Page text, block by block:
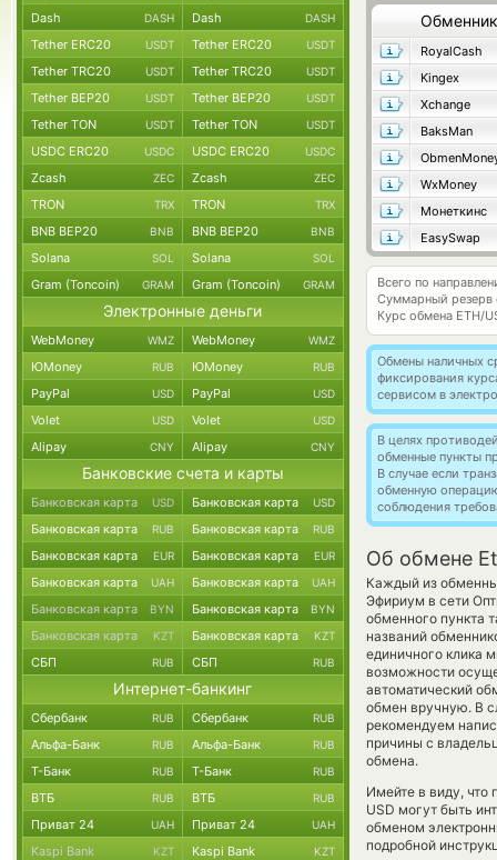
Обменник
RoyalCash
Kingex
Xchange
BaksMan
WxMoney
Монеткинс
EasySwap
Всего по
Суммарный резерв
Курс обмена ETH/
Обмены наличных
фиксирования
сервисом в
В целях
обменные пункты
В случае если
обменную
соблюдения
Об обмене
Каждый из
Эфириум в сети
обменного пункта
названий
единичного клика
возможности
автоматический
обмен вручную. В
рекомендуем
причины с
обмена.
Имейте в виду, что
USD могут быть
обменом
подробной
Dash DASH Dash DASH
Tether ERC20 USDT Tether ERC20 USDT
Tether TRC20 USDT Tether TRC20 USDT
Tether BEP20 USDT Tether BEP20 USDT
Tether TON USDT Tether TON USDT
USDC ERC20 USDC USDC ERC20 USDC
Zcash ZEC Zcash ZEC
TRON TRX TRON TRX
BNB BEP20 BNB BNB BEP20 BNB
Solana SOL Solana SOL
Gram (Toncoin) GRAM Gram (Toncoin) GRAM
Электронные деньги
WebMoney WMZ WebMoney WMZ
ЮMoney RUB ЮMoney RUB
PayPal USD PayPal USD
Volet USD Volet USD
Alipay CNY Alipay CNY
Банковские счета и карты
Банковская карта USD Банковская карта USD
Банковская карта RUB Банковская карта RUB
Банковская карта EUR Банковская карта EUR
Банковская карта UAH Банковская карта UAH
Банковская карта BYN Банковская карта BYN
Банковская карта KZT Банковская карта KZT
СБП RUB СБП RUB
Интернет-банкинг
Сбербанк RUB Сбербанк RUB
Альфа-Банк RUB Альфа-Банк RUB
Т-Банк RUB Т-Банк RUB
ВТБ RUB ВТБ RUB
Приват 24 UAH Приват 24 UAH
Kaspi Bank KZT Kaspi Bank KZT